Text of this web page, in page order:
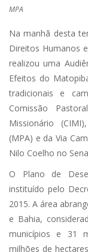
MPA
Na manhã desta
Direitos Humanos
realizou uma
Efeitos do
tradicionais e
Comissão
Missionário
(MPA) e da Via
Nilo Coelho no
O Plano de
instituído pelo
2015. A área
e Bahia,
municípios e 31
milhões de